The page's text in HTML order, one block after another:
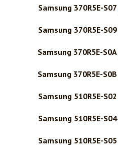
Samsung 370R5E-
Samsung 370R5E-
Samsung 370R5E-
Samsung 370R5E-
Samsung 510R5E-
Samsung 510R5E-
Samsung 510R5E-